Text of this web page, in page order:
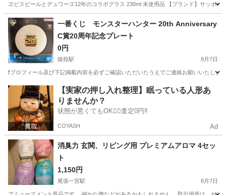
ヱビスビールとデュワーズ12年のコラボグラス 230ml 未使用品 【ブランド】サッポ
愛知 名古屋市 星ヶ丘駅 サッポロビール
一番くじ モンスターハンター 20th Anniversary
C賞20周年記念プレート
0円
猿投駅 8月7日
❗️プロフィール及び下記掲載内容を必ずご確認いただいたうえでご連絡お願いいたし
愛知 豊田市 猿投駅 食器 20t
【実家の押し入れ整理】眠っている人形あ
りませんか？
状態が悪くてもOK🙆‍♀️査定0円‼️
COYASH Ad
消臭力 玄関、リビング用 プレミアムアロマ 4セッ
ト
1,150円
尾張一宮駅 8月7日